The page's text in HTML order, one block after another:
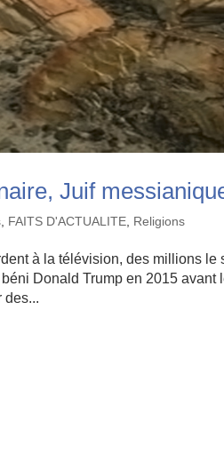
Juif
FAITS D'ACTUALITE Religions
à la télévision, des millions le
Donald Trump en 2015 avant
des...